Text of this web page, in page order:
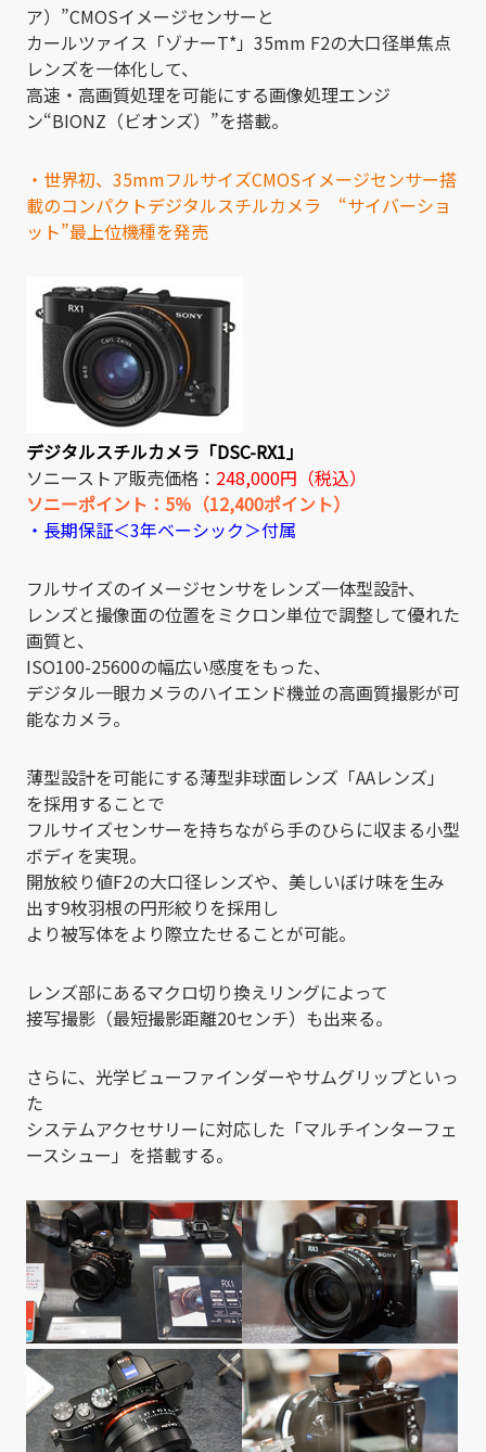
ア）”CMOSイメージセンサーと
カールツァイス「ゾナーT*」35mm F2の大口径単焦点
レンズを一体化して、
高速・高画質処理を可能にする画像処理エンジ
ン“BIONZ（ビオンズ）”を搭載。
・世界初、35mmフルサイズCMOSイメージセンサー搭
載のコンパクトデジタルスチルカメラ “サイバーショ
ット”最上位機種を発売
デジタルスチルカメラ「DSC-RX1」
ソニーストア販売価格： 248,000円（税込）
ソニーポイント：5％（12,400ポイント）
・長期保証＜3年ベーシック＞付属
フルサイズのイメージセンサをレンズ一体型設計、
レンズと撮像面の位置をミクロン単位で調整して優れた
画質と、
ISO100-25600の幅広い感度をもった、
デジタル一眼カメラのハイエンド機並の高画質撮影が可
能なカメラ。
薄型設計を可能にする薄型非球面レンズ「AAレンズ」
を採用することで
フルサイズセンサーを持ちながら手のひらに収まる小型
ボディを実現。
開放絞り値F2の大口径レンズや、美しいぼけ味を生み
出す9枚羽根の円形絞りを採用し
より被写体をより際立たせることが可能。
レンズ部にあるマクロ切り換えリングによって
接写撮影（最短撮影距離20センチ）も出来る。
さらに、光学ビューファインダーやサムグリップといっ
た
システムアクセサリーに対応した「マルチインターフェ
ースシュー」を搭載する。